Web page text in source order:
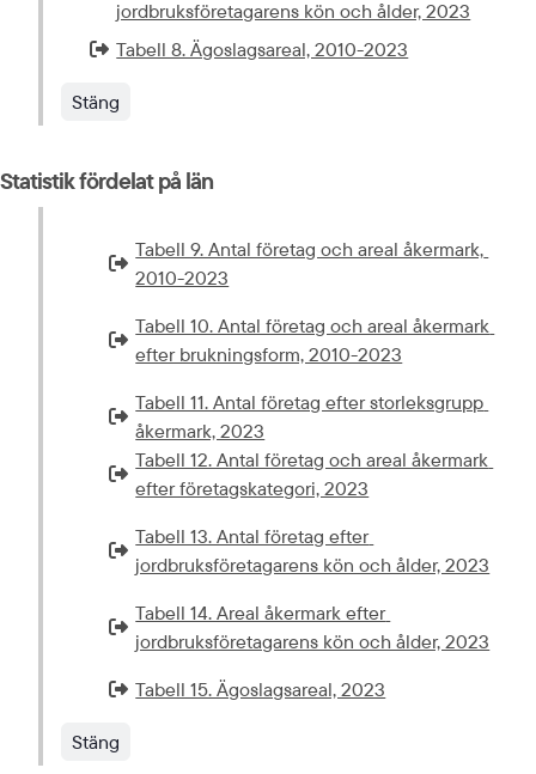
jordbruksföretagarens kön och ålder, 2023
Extern länk som öppnas i nytt fönster eller ny flik.
Tabell 8. Ägoslagsareal, 2010-2023
Stäng
Statistik fördelat på län
Extern länk som öppnas i nytt fönster eller ny flik.
Tabell 9. Antal företag och areal åkermark,
2010-2023
Extern länk som öppnas i nytt fönster eller ny flik.
Tabell 10. Antal företag och areal åkermark
efter brukningsform, 2010-2023
Extern länk som öppnas i nytt fönster eller ny flik.
Tabell 11. Antal företag efter storleksgrupp
åkermark, 2023
Extern länk som öppnas i nytt fönster eller ny flik.
Tabell 12. Antal företag och areal åkermark
efter företagskategori, 2023
Extern länk som öppnas i nytt fönster eller ny flik.
Tabell 13. Antal företag efter
jordbruksföretagarens kön och ålder, 2023
Extern länk som öppnas i nytt fönster eller ny flik.
Tabell 14. Areal åkermark efter
jordbruksföretagarens kön och ålder, 2023
Extern länk som öppnas i nytt fönster eller ny flik.
Tabell 15. Ägoslagsareal, 2023
Stäng